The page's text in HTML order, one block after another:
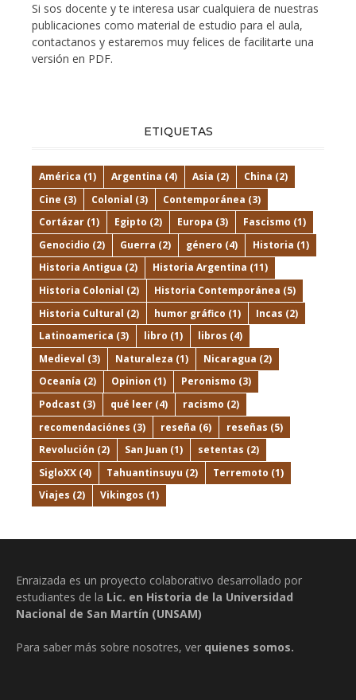
Si sos docente y te interesa usar cualquiera de nuestras
publicaciones como material de estudio para el aula,
contactanos y estaremos muy felices de facilitarte una
versión en PDF.
ETIQUETAS
América (1) Argentina (4) Asia (2) China (2)
Cine (3) Colonial (3) Contemporánea (3)
Cortázar (1) Egipto (2) Europa (3) Fascismo (1)
Genocidio (2) Guerra (2) género (4) Historia (1)
Historia Antigua (2) Historia Argentina (11)
Historia Colonial (2) Historia Contemporánea (5)
Historia Cultural (2) humor gráfico (1) Incas (2)
Latinoamerica (3) libro (1) libros (4)
Medieval (3) Naturaleza (1) Nicaragua (2)
Oceanía (2) Opinion (1) Peronismo (3)
Podcast (3) qué leer (4) racismo (2)
recomendaciónes (3) reseña (6) reseñas (5)
Revolución (2) San Juan (1) setentas (2)
SigloXX (4) Tahuantinsuyu (2) Terremoto (1)
Viajes (2) Vikingos (1)
Enraizada es un proyecto colaborativo desarrollado por
estudiantes de la Lic. en Historia de la Universidad
Nacional de San Martín (UNSAM)
Para saber más sobre nosotres, ver quienes somos.